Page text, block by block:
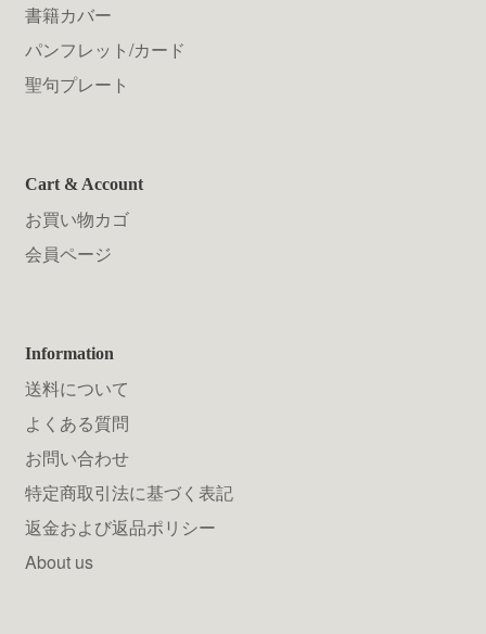
書籍カバー
パンフレット/カード
聖句プレート
Cart & Account
お買い物カゴ
会員ページ
Information
送料について
よくある質問
お問い合わせ
特定商取引法に基づく表記
返金および返品ポリシー
About us